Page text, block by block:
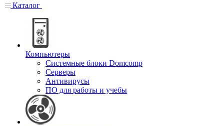
Каталог
Компьютеры
Системные блоки Domcomp
Серверы
Антивирусы
ПО для работы и учебы